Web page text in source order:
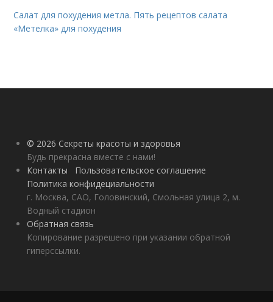
Салат для похудения метла. Пять рецептов салата
«Метелка» для похудения
© 2026 Секреты красоты и здоровья
Будь прекрасна вместе с нами!
Контакты
Пользовательское соглашение
Политика конфидециальности
г. Москва, САО, Головинский, Смольная улица 2, м.
Водный стадион
Обратная связь
Копирование разрешено при указании обратной
гиперссылки.